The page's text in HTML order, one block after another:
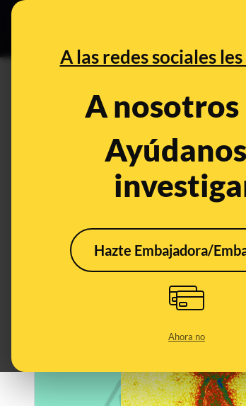
A las redes sociales
A nosotros
Hazte Embajadora/
Ahora no
Qué dice el artículo
henipavirus en
años de trabajo